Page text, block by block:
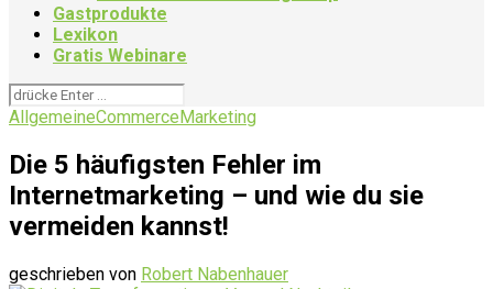
Gastprodukte
Lexikon
Gratis Webinare
AllgemeineCommerceMarketing
Die 5 häufigsten Fehler im
Internetmarketing – und wie du sie
vermeiden kannst!
geschrieben von Robert Nabenhauer